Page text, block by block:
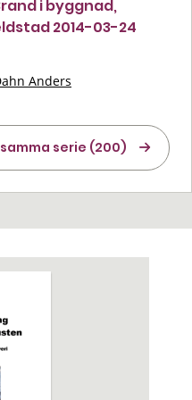
i byggnad,
2014-03-24
Anders
serie (200)